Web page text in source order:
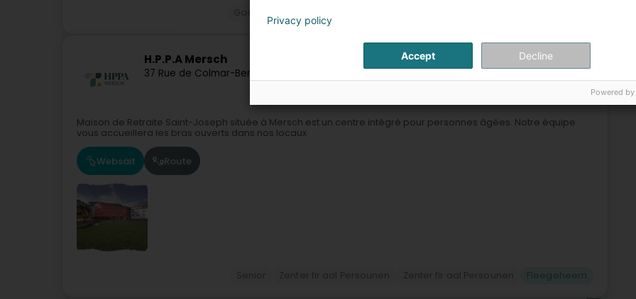
H.P.P.A Mersch
37 Rue de Colmar-Berg
Maison de Retraite Saint-Joseph située à Mersch est un centre intégré pour personnes âgées. Notre équipe
vous accueillera les bras ouverts dans nos locaux
Websäit Route
Privacy policy
Accept Decline
Powered by